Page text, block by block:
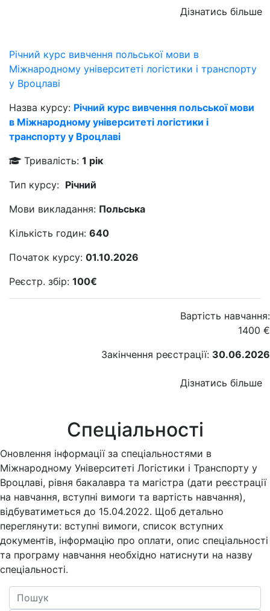
Дізнатись більше
Річний курс вивчення польської мови в
Міжнародному університеті логістики і транспорту
у Вроцлаві
Назва курсу: Річний курс вивчення польської мови
в Міжнародному університеті логістики і
транспорту у Вроцлаві
Тривалість: 1 рік
Тип курсу: Річний
Мови викладання: Польська
Кількість годин: 640
Початок курсу: 01.10.2026
Реєстр. збір: 100€
Вартість навчання:
1400 €
Закінчення реєстрації: 30.06.2026
Дізнатись більше
Спеціальності
Оновлення інформації за спеціальностями в
Міжнародному Університеті Логістики і Транспорту у
Вроцлаві, рівня бакалавра та магістра (дати реєстрації
на навчання, вступні вимоги та вартість навчання),
відбуватиметься до 15.04.2022. Щоб детально
переглянути: вступні вимоги, список вступних
документів, інформацію про оплати, опис спеціальності
та програму навчання необхідно натиснути на назву
спеціальності.